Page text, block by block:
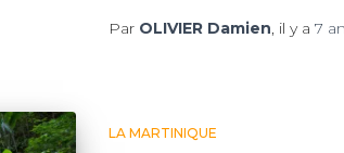
Par OLIVIER Damien, il y a 7
LA MARTINIQUE